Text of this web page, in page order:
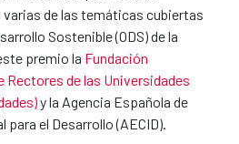
de las temáticas cubiertas
Sostenible (ODS) de la
premio la Fundación
Rectores de las Universidades
y la Agencia Española de
el Desarrollo (AECID).